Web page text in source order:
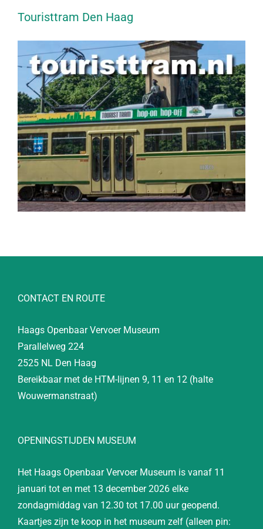
Touristtram Den Haag
CONTACT EN ROUTE
Haags Openbaar Vervoer Museum
Parallelweg 224
2525 NL Den Haag
Bereikbaar met de HTM-lijnen 9, 11 en 12 (halte
Wouwermanstraat)
OPENINGSTIJDEN MUSEUM
Het Haags Openbaar Vervoer Museum is vanaf 11
januari tot en met 13 december 2026 elke
zondagmiddag van 12.30 tot 17.00 uur geopend.
Kaartjes zijn te koop in het museum zelf (alleen pin: